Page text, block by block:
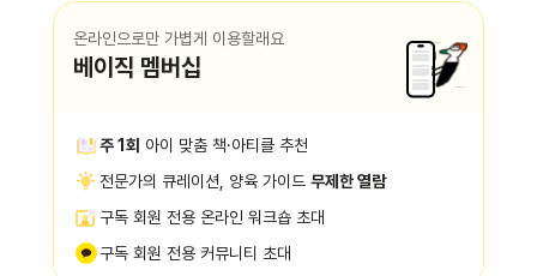
온라인으로만 가볍게 이용할래요
베이직 멤버십
주 1회 아이 맞춤 책·아티클 추천
전문가의 큐레이션, 양육 가이드 무제한 열람
구독 회원 전용 온라인 워크숍 초대
구독 회원 전용 커뮤니티 초대